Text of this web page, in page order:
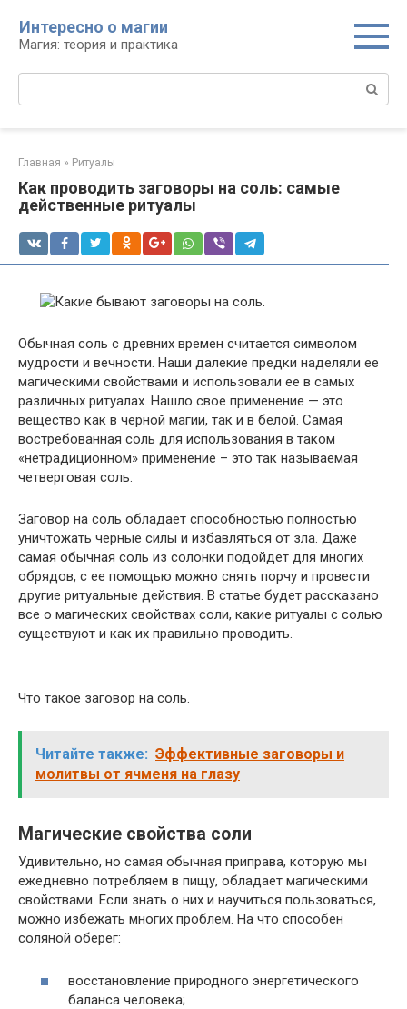
контенту
Интересно о магии
Магия: теория и практика
Главная » Ритуалы
Как проводить заговоры на соль: самые
действенные ритуалы
Обычная соль с древних времен считается символом
мудрости и вечности. Наши далекие предки наделяли ее
магическими свойствами и использовали ее в самых
различных ритуалах. Нашло свое применение — это
вещество как в черной магии, так и в белой. Самая
востребованная соль для использования в таком
«нетрадиционном» применение – это так называемая
четверговая соль.
Заговор на соль обладает способностью полностью
уничтожать черные силы и избавляться от зла. Даже
самая обычная соль из солонки подойдет для многих
обрядов, с ее помощью можно снять порчу и провести
другие ритуальные действия. В статье будет рассказано
все о магических свойствах соли, какие ритуалы с солью
существуют и как их правильно проводить.
Что такое заговор на соль.
Читайте также: Эффективные заговоры и
молитвы от ячменя на глазу
Магические свойства соли
Удивительно, но самая обычная приправа, которую мы
ежедневно потребляем в пищу, обладает магическими
свойствами. Если знать о них и научиться пользоваться,
можно избежать многих проблем. На что способен
соляной оберег:
восстановление природного энергетического
баланса человека;